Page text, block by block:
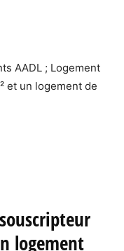
AADL ; Logement
et un logement de
logement